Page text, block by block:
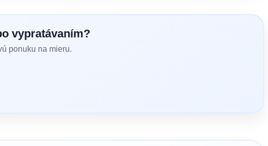
vypratávaním?
ponuku na mieru.